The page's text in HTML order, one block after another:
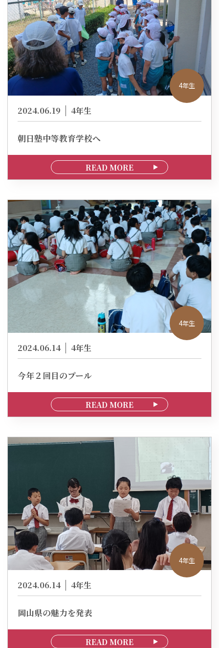
4年生
2024.06.19 4年生
朝日塾中等教育学校へ
READ MORE
4年生
2024.06.14 4年生
今年２回目のプール
READ MORE
4年生
2024.06.14 4年生
岡山県の魅力を発表
READ MORE